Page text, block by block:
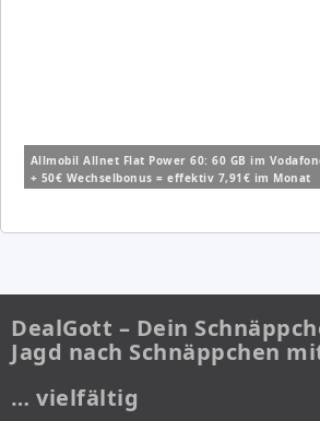
Allmobil Allnet Flat Power 60: 60 GB im
+ 50€ Wechselbonus = effektiv 7,91€ im Monat
DealGott – Dein
Jagd nach Schnäppchen
… vielfältig